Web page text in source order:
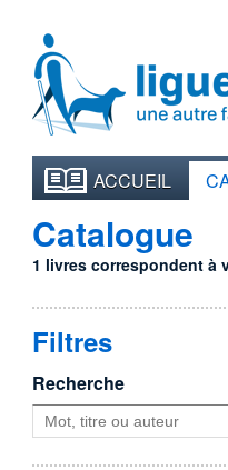
ACCUEIL
Catalogue
1 livres correspondent à
Filtres
Recherche